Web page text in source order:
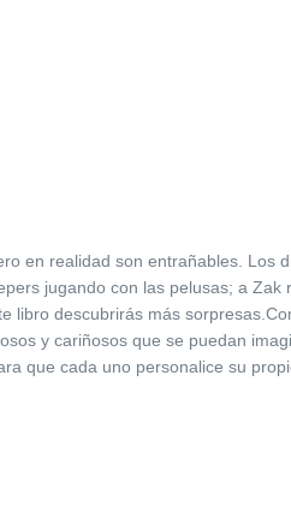
en realidad son entrañables. Los
jugando con las pelusas; a
descubrirás más
y cariñosos que se puedan
que cada uno personalice su